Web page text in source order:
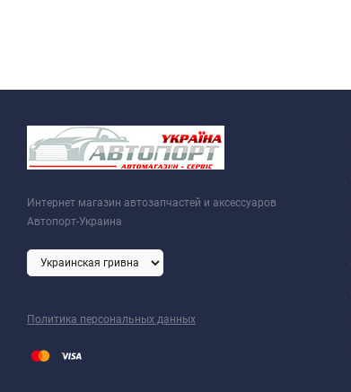
Интернет магазин автозапчастей и аксессуаров
Автопорт-Украина
Политика персональных данных